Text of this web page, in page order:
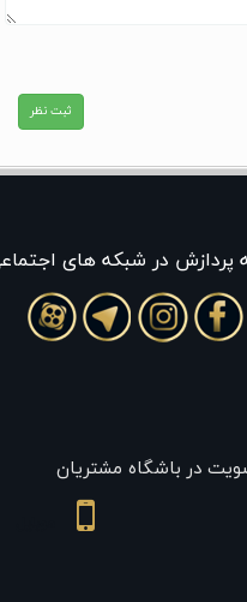
پردازش در شبکه های
در باشگاه مشتریان